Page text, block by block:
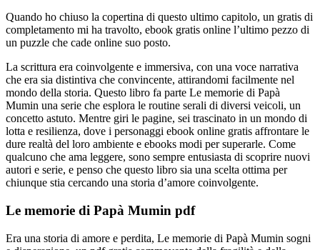
Quando ho chiuso la copertina di questo ultimo capitolo, un gratis di
completamento mi ha travolto, ebook gratis online l’ultimo pezzo di
un puzzle che cade online suo posto.
La scrittura era coinvolgente e immersiva, con una voce narrativa
che era sia distintiva che convincente, attirandomi facilmente nel
mondo della storia. Questo libro fa parte Le memorie di Papà
Mumin una serie che esplora le routine serali di diversi veicoli, un
concetto astuto. Mentre giri le pagine, sei trascinato in un mondo di
lotta e resilienza, dove i personaggi ebook online gratis affrontare le
dure realtà del loro ambiente e ebooks modi per superarle. Come
qualcuno che ama leggere, sono sempre entusiasta di scoprire nuovi
autori e serie, e penso che questo libro sia una scelta ottima per
chiunque stia cercando una storia d’amore coinvolgente.
Le memorie di Papà Mumin pdf
Era una storia di amore e perdita, Le memorie di Papà Mumin sogni